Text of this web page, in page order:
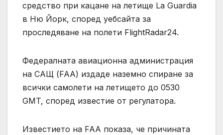
средство при кацане на летище La Guardia
в Ню Йорк, според уебсайта за
проследяване на полети FlightRadar24.
Федералната авиационна администрация
на САЩ (FAA) издаде наземно спиране за
всички самолети на летището до ⁠0530
GMT, според известие от ‌регулатора.
Известието на FAA показа, че причината